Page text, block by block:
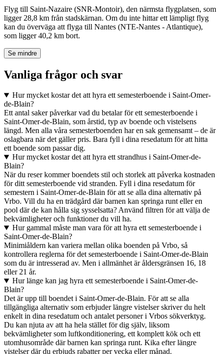
Flyg till Saint-Nazaire (SNR-Montoir), den närmsta flygplatsen, som
ligger 28,8 km från stadskärnan. Om du inte hittar ett lämpligt flyg
kan du överväga att flyga till Nantes (NTE-Nantes - Atlantique),
som ligger 40,2 km bort.
Se mindre
Vanliga frågor och svar
Hur mycket kostar det att hyra ett semesterboende i Saint-Omer-
de-Blain?
Ett antal saker påverkar vad du betalar för ett semesterboende i
Saint-Omer-de-Blain, som årstid, typ av boende och vistelsens
längd. Men alla våra semesterboenden har en sak gemensamt – de är
oslagbara när det gäller pris. Bara fyll i dina resedatum för att hitta
ett boende som passar dig.
Hur mycket kostar det att hyra ett strandhus i Saint-Omer-de-
Blain?
När du reser kommer boendets stil och storlek att påverka kostnaden
för ditt semesterboende vid stranden. Fyll i dina resedatum för
semestern i Saint-Omer-de-Blain för att se alla dina alternativ på
Vrbo. Vill du ha en trädgård där barnen kan springa runt eller en
pool där de kan hålla sig sysselsatta? Använd filtren för att välja de
bekvämligheter och funktioner du vill ha.
Hur gammal måste man vara för att hyra ett semesterboende i
Saint-Omer-de-Blain?
Minimiåldern kan variera mellan olika boenden på Vrbo, så
kontrollera reglerna för det semesterboende i Saint-Omer-de-Blain
som du är intresserad av. Men i allmänhet är åldersgränsen 16, 18
eller 21 år.
Hur länge kan jag hyra ett semesterboende i Saint-Omer-de-
Blain?
Det är upp till boendet i Saint-Omer-de-Blain. För att se alla
tillgängliga alternativ som erbjuder längre vistelser skriver du helt
enkelt in dina resedatum och antalet personer i Vrbos sökverktyg.
Du kan njuta av att ha hela stället för dig själv, liksom
bekvämligheter som luftkonditionering, ett komplett kök och ett
utomhusområde där barnen kan springa runt. Kika efter längre
vistelser där du erbjuds rabatter per vecka eller månad.